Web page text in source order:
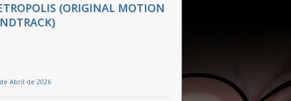
(ORIGINAL MOTION
Abril de 2026